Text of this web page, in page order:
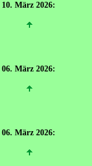
10. März 2026:
06. März 2026:
06. März 2026: